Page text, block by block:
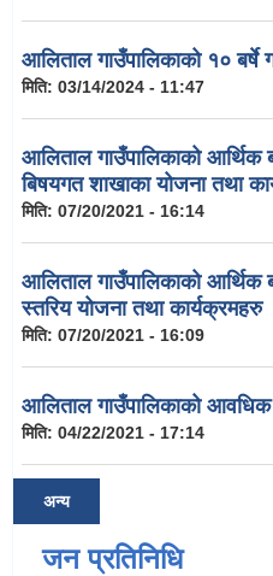
आलिताल गाउँपालिकाको १० बर्षे
मिति: 03/14/2024 - 11:47
आलिताल गाउँपालिकाको आर्थिक
बिषयगत शाखाका योजना तथा
मिति: 07/20/2021 - 16:14
आलिताल गाउँपालिकाको आर्थिक
स्तरिय योजना तथा कार्यक्रमहरु
मिति: 07/20/2021 - 16:09
आलिताल गाउँपालिकाको
मिति: 04/22/2021 - 17:14
अन्य
जन प्रतिनिधि